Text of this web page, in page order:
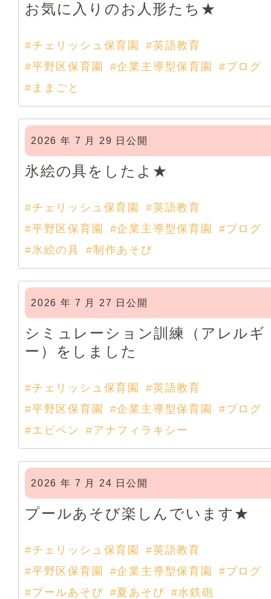
お気に入りのお人形たち★
#チェリッシュ保育園
#英語教育
#平野区保育園
#企業主導型保育園
#ブログ
#ままごと
2026 年 7 月 29 日公開
氷絵の具をしたよ★
#チェリッシュ保育園
#英語教育
#平野区保育園
#企業主導型保育園
#ブログ
#氷絵の具 #制作あそび
2026 年 7 月 27 日公開
シミュレーション訓練（アレルギ
ー）をしました
#チェリッシュ保育園
#英語教育
#平野区保育園
#企業主導型保育園
#ブログ
#エピペン
#アナフィラキシー
2026 年 7 月 24 日公開
プールあそび楽しんでいます★
#チェリッシュ保育園
#英語教育
#平野区保育園
#企業主導型保育園
#ブログ
#プールあそび #夏あそび #水鉄砲